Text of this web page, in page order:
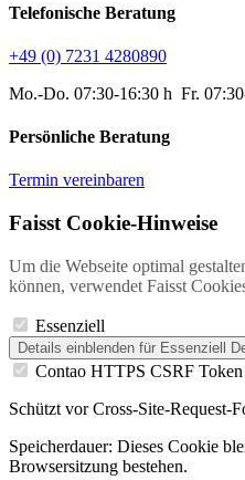
Telefonische Beratung
+49 (0) 7231 4280890
Mo.-Do. 07:30-16:30 h Fr.
Persönliche Beratung
Termin vereinbaren
Faisst Cookie-Hinweise
Um die Webseite optimal
können, verwendet Faisst
Essenziell
Details einblenden für Essenziell
Contao HTTPS CSRF Token
Schützt vor Cross-Site-Request-
Speicherdauer: Dieses Cookie
Browsersitzung bestehen.